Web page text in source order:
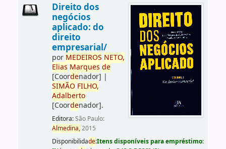
Direito dos
negócios
aplicado: do
direito
empresarial/
por MEDEIROS NETO,
Elias Marques de
[Coordenador] |
SIMÃO FILHO,
Adalberto
[Coordenador].
Editora:São Paulo:
Almedina,2015
Disponibilidade:Itens disponíveis para empréstimo: